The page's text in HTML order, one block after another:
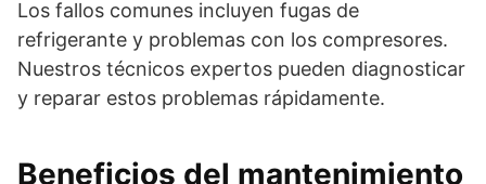
Los fallos comunes incluyen fugas de
refrigerante y problemas con los compresores.
Nuestros técnicos expertos pueden diagnosticar
y reparar estos problemas rápidamente.
Beneficios del mantenimiento